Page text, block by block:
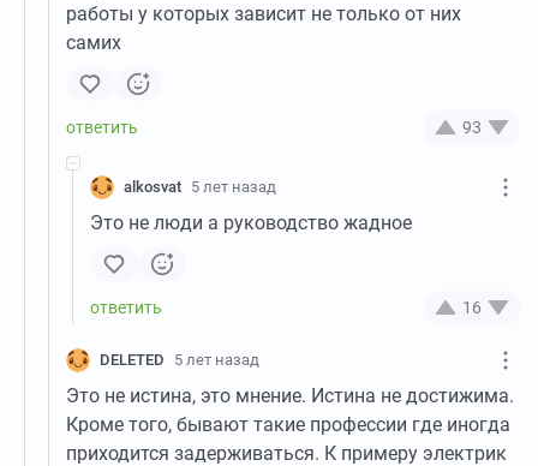
работы у которых зависит не только от них
самих
93
alkosvat 5 лет назад
Это не люди а руководство жадное
16
DELETED 5 лет назад
Это не истина, это мнение. Истина не достижима.
Кроме того, бывают такие профессии где иногда
приходится задерживаться. К примеру электрик